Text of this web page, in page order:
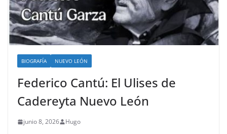
BIOGRAFÍA NUEVO LEÓN
Federico Cantú: El Ulises de
Cadereyta Nuevo León
junio 8, 2026 Hugo